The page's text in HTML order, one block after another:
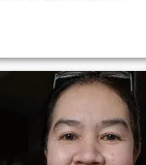
kvalifikationer är avgörande
för att bygga en långvarig
och stabil relation. Jag
älskar att träna och jag
gillar böcker, att titta på film
och TV, att gilla och blommor
och att laga mat, jag är en
glad, optimistisk person som